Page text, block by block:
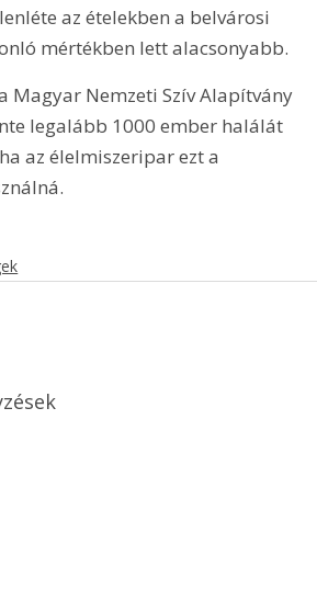
az ételekben a belvárosi
mértékben lett alacsonyabb.
Magyar Nemzeti Szív Alapítvány
legalább 1000 ember halálát
az élelmiszeripar ezt a